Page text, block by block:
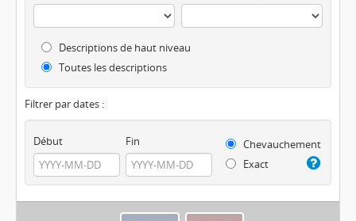
Descriptions de haut niveau
Toutes les descriptions
Filtrer par dates :
Début Fin
Chevauchement
Exact